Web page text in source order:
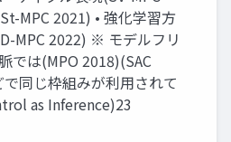
MPC 2021) • 強化学習方
MPC 2022) ※ モデルフリ
では(MPO 2018)(SAC
同じ枠組みが利用されて
as Inference)23